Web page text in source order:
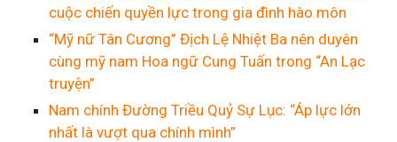
cuộc chiến quyền lực trong gia đình hào môn
“Mỹ nữ Tân Cương” Địch Lệ Nhiệt Ba nên duyên
cùng mỹ nam Hoa ngữ Cung Tuấn trong “An Lạc
truyện”
Nam chính Đường Triều Quỷ Sự Lục: “Áp lực lớn
nhất là vượt qua chính mình”